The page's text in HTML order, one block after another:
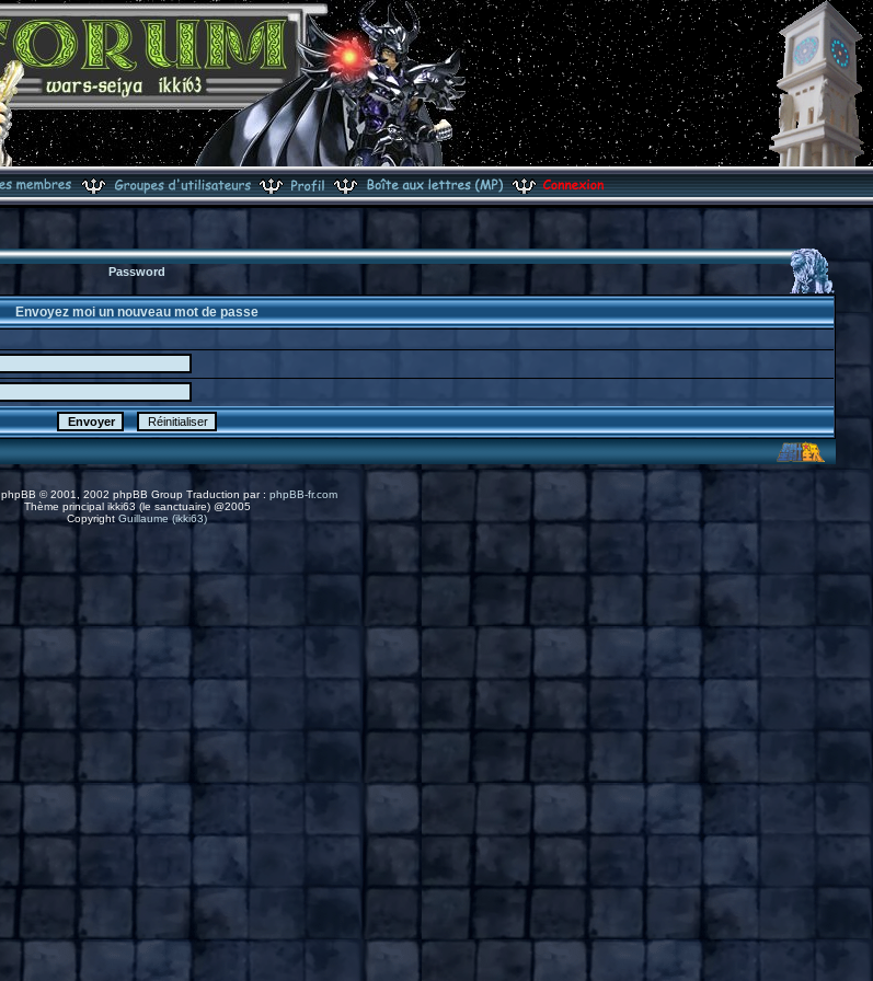
Password
Envoyez moi un nouveau mot de passe
phpBB © 2001, 2002 phpBB Group Traduction par : phpBB-fr.com
Thème principal ikki63 (le sanctuaire) @2005
Copyright Guillaume (ikki63)